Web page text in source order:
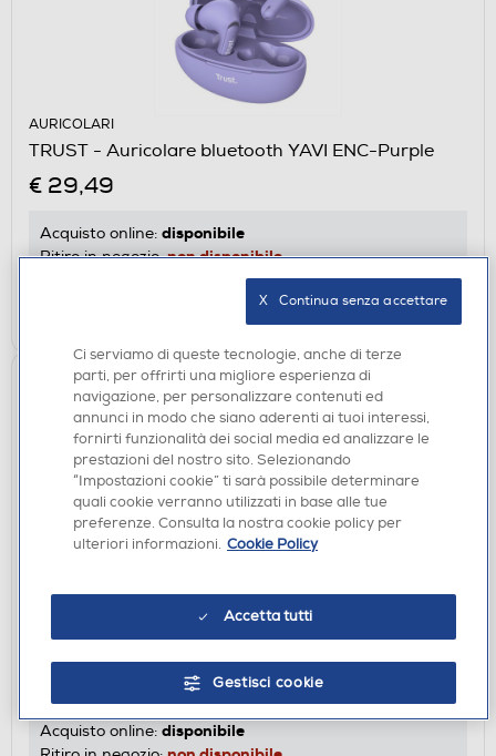
AURICOLARI
TRUST - Auricolare bluetooth YAVI ENC-Purple
€ 29,49
Acquisto online: disponibile
Ritiro in negozio:non disponibile
AGGIUNGI
CUFFIE
MUSIC SOUND - Cuffie a padiglione chiuso
Acquisto online: disponibile
Ci serviamo di queste tecnologie, anche di terze
parti, per offrirti una migliore esperienza di
navigazione, per personalizzare contenuti ed
annunci in modo che siano aderenti ai tuoi interessi,
fornirti funzionalità dei social media ed analizzare le
prestazioni del nostro sito. Selezionando
“Impostazioni cookie” ti sarà possibile determinare
quali cookie verranno utilizzati in base alle tue
preferenze. Consulta la nostra cookie policy per
ulteriori informazioni. Cookie Policy
Accetta tutti
Gestisci cookie
X   Continua senza accettare